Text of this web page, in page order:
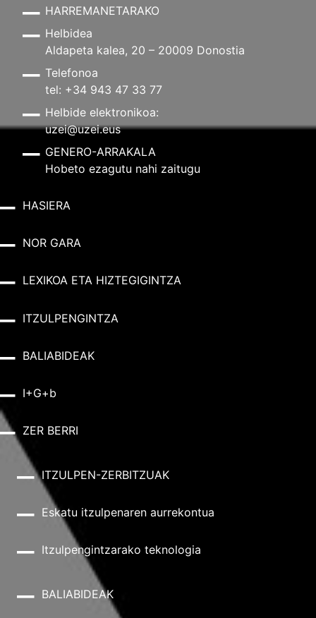
HARREMANETARAKO
Helbidea
Aldapeta kalea, 20 – 20009 Donostia
Telefonoa
tel: +34 943 47 33 77
Helbide elektronikoa:
uzei@uzei.eus
GENERO-ARRAKALA
Hobeto ezagutu nahi zaitugu
HASIERA
NOR GARA
LEXIKOA ETA HIZTEGIGINTZA
ITZULPENGINTZA
BALIABIDEAK
I+G+b
ZER BERRI
ITZULPEN-ZERBITZUAK
Eskatu itzulpenaren aurrekontua
Itzulpengintzarako teknologia
BALIABIDEAK